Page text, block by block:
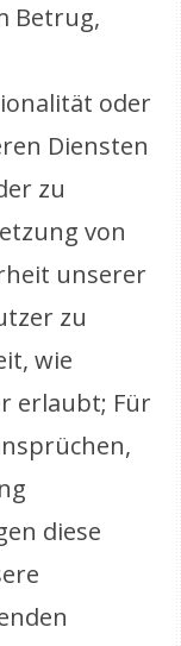
Betrug,
oder
Diensten
zu
von
unserer
zu
wie
erlaubt; Für
diese